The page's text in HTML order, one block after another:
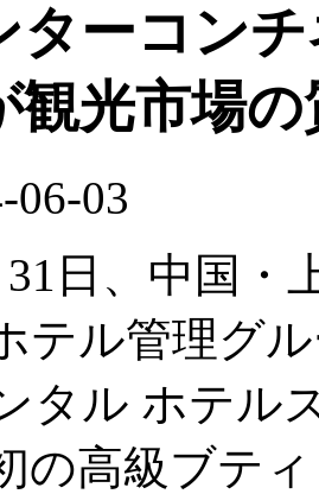
ターコン
観光市場
06-03
31日、中国・
テル管理グ
タル ホテル
の高級ブテ